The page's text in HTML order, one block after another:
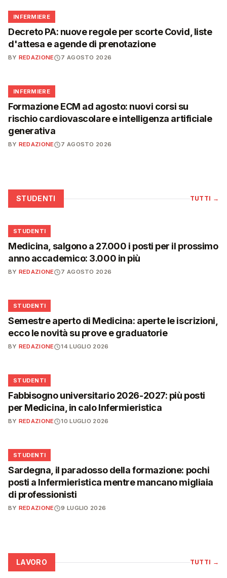
🩺
INFERMIERE
Decreto PA: nuove regole per scorte Covid, liste
d'attesa e agende di prenotazione
BY REDAZIONE 7 AGOSTO 2026
🩺
INFERMIERE
Formazione ECM ad agosto: nuovi corsi su
rischio cardiovascolare e intelligenza artificiale
generativa
BY REDAZIONE 7 AGOSTO 2026
STUDENTI TUTTI →
🎓
STUDENTI
Medicina, salgono a 27.000 i posti per il prossimo
anno accademico: 3.000 in più
BY REDAZIONE 7 AGOSTO 2026
🎓
STUDENTI
Semestre aperto di Medicina: aperte le iscrizioni,
ecco le novità su prove e graduatorie
BY REDAZIONE 14 LUGLIO 2026
🎓
STUDENTI
Fabbisogno universitario 2026-2027: più posti
per Medicina, in calo Infermieristica
BY REDAZIONE 10 LUGLIO 2026
🎓
STUDENTI
Sardegna, il paradosso della formazione: pochi
posti a Infermieristica mentre mancano migliaia
di professionisti
BY REDAZIONE 9 LUGLIO 2026
LAVORO TUTTI →